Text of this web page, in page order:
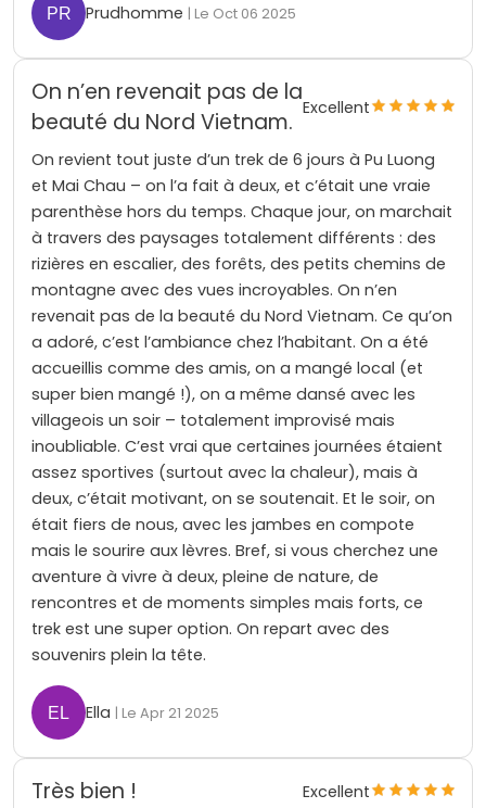
Prudhomme | Le Oct 06 2025
On n’en revenait pas de la
beauté du Nord Vietnam.
Excellent
On revient tout juste d’un trek de 6 jours à Pu Luong
et Mai Chau – on l’a fait à deux, et c’était une vraie
parenthèse hors du temps. Chaque jour, on marchait
à travers des paysages totalement différents : des
rizières en escalier, des forêts, des petits chemins de
montagne avec des vues incroyables. On n’en
revenait pas de la beauté du Nord Vietnam. Ce qu’on
a adoré, c’est l’ambiance chez l’habitant. On a été
accueillis comme des amis, on a mangé local (et
super bien mangé !), on a même dansé avec les
villageois un soir – totalement improvisé mais
inoubliable. C’est vrai que certaines journées étaient
assez sportives (surtout avec la chaleur), mais à
deux, c’était motivant, on se soutenait. Et le soir, on
était fiers de nous, avec les jambes en compote
mais le sourire aux lèvres. Bref, si vous cherchez une
aventure à vivre à deux, pleine de nature, de
rencontres et de moments simples mais forts, ce
trek est une super option. On repart avec des
souvenirs plein la tête.
Ella | Le Apr 21 2025
Très bien !
Excellent